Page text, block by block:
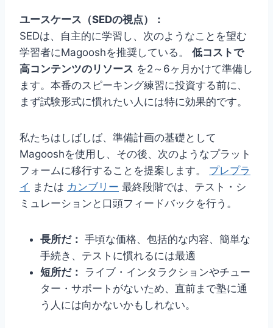
ユースケース（SEDの視点）：
SEDは、自主的に学習し、次のようなことを望む
学習者にMagooshを推奨している。 低コストで
高コンテンツのリソース を2～6ヶ月かけて準備し
ます。本番のスピーキング練習に投資する前に、
まず試験形式に慣れたい人には特に効果的です。
私たちはしばしば、準備計画の基礎として
Magooshを使用し、その後、次のようなプラット
フォームに移行することを提案します。 プレプラ
イ または カンブリー 最終段階では、テスト・シ
ミュレーションと口頭フィードバックを行う。
長所だ： 手頃な価格、包括的な内容、簡単な
手続き、テストに慣れるには最適
短所だ： ライブ・インタラクションやチュー
ター・サポートがないため、直前まで塾に通
う人には向かないかもしれない。